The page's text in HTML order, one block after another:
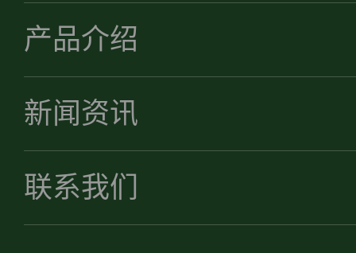
产品介绍
新闻资讯
联系我们